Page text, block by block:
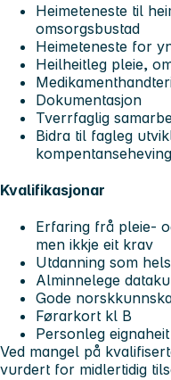
Heimeteneste til
omsorgsbustad
Heimeteneste for
Heilheitleg pleie,
Dokumentasjon
Tverrfaglig
Bidra til fagleg
kompentanseheving
Kvalifikasjonar
Erfaring frå pleie-
men ikkje eit krav
Utdanning som
Alminnelege
Gode
Førarkort kl B
Personleg
Ved mangel på
vurdert for midlertidig